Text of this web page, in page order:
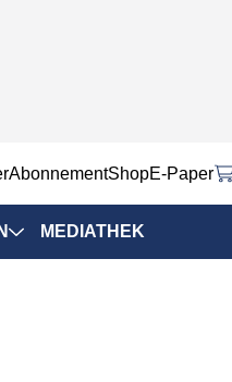
AbonnementShopE-Paper
MEDIATHEK